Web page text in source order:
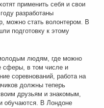
применить себя и свои
разработаны
можно стать волонтером. В
подготовку к этому
людям, где можно
сферы, в том числе и
соревнований, работа на
должны теперь
друзьям и знакомым,
обучаются. В Лондоне